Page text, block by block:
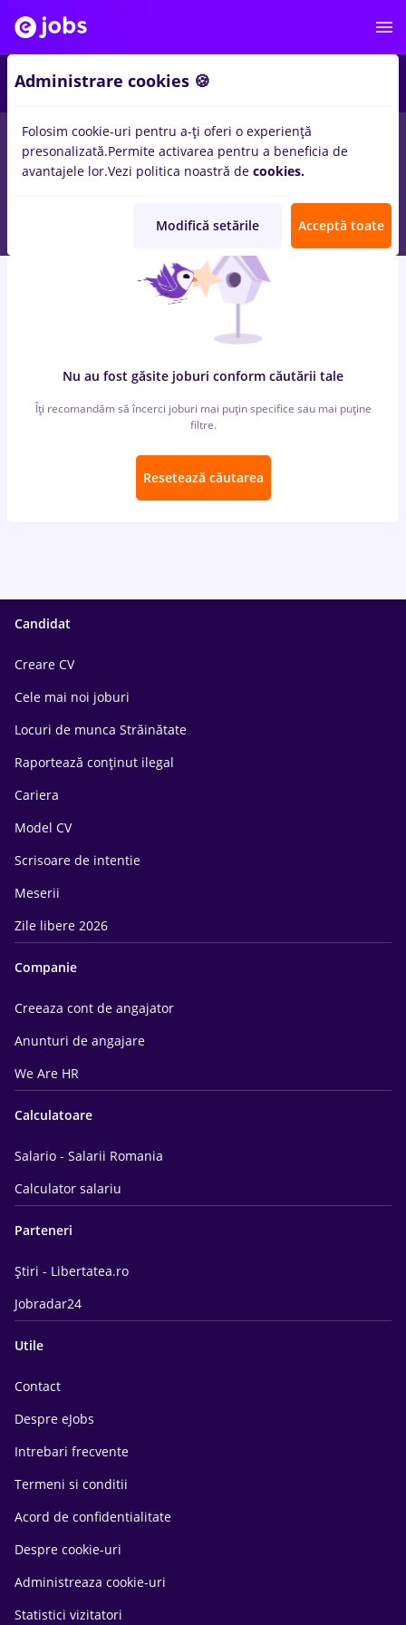
locuri de muncacu salarii dm inRemote (de acasa)
Entry-Level (< 2 ani)inConstructii / Instalatii, Medicina /
Sanatate
Nu au fost găsite joburi conform căutării tale
Îți recomandăm să încerci joburi mai puțin specifice sau mai puține
filtre.
Resetează căutarea
Candidat
Creare CV
Cele mai noi joburi
Locuri de munca Străinătate
Raportează conținut ilegal
Cariera
Model CV
Scrisoare de intentie
Meserii
Zile libere 2026
Companie
Creeaza cont de angajator
Anunturi de angajare
We Are HR
Calculatoare
Salario - Salarii Romania
Calculator salariu
Parteneri
Știri - Libertatea.ro
Jobradar24
Utile
Contact
Despre eJobs
Intrebari frecvente
Termeni si conditii
Acord de confidentialitate
Despre cookie-uri
Administreaza cookie-uri
Statistici vizitatori
Administrare cookies 🍪
Folosim cookie-uri pentru a-ți oferi o experiență
presonalizată.Permite activarea pentru a beneficia de
avantajele lor.Vezi politica noastră de cookies.
Modifică setările Acceptă toate